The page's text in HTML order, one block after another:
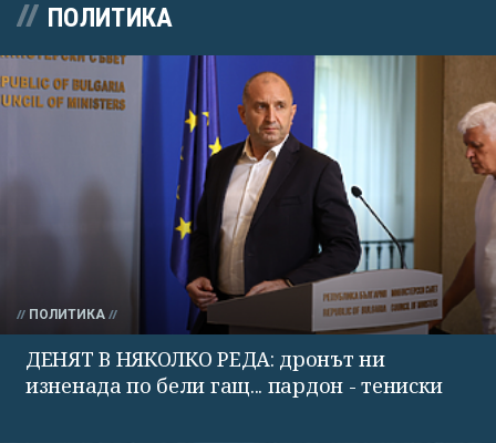
ПОЛИТИКА
ПОЛИТИКА
ДЕНЯТ В НЯКОЛКО РЕДА: дронът ни
изненада по бели гащ... пардон - тениски